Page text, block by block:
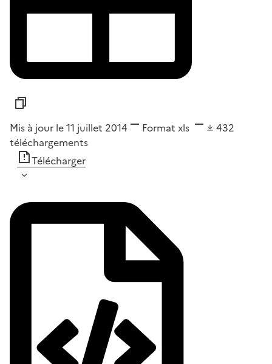
Mis à jour le 11 juillet 2014 Format xls
432
téléchargements
Télécharger